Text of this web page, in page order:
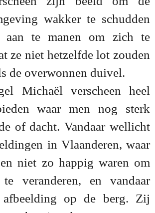
wakker te schudden
aan te manen om zich te
ze niet hetzelfde lot zouden
de overwonnen duivel.
Michaël verscheen heel
waar men nog sterk
of dacht. Vandaar wellicht
in Vlaanderen, waar
niet zo happig waren om
veranderen, en vandaar
op de berg. Zij